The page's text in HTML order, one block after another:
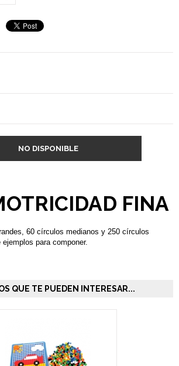
NO DISPONIBLE
FINA
60 círculos medianos y 250 círculos
para componer.
QUE TE PUEDEN INTERESAR...